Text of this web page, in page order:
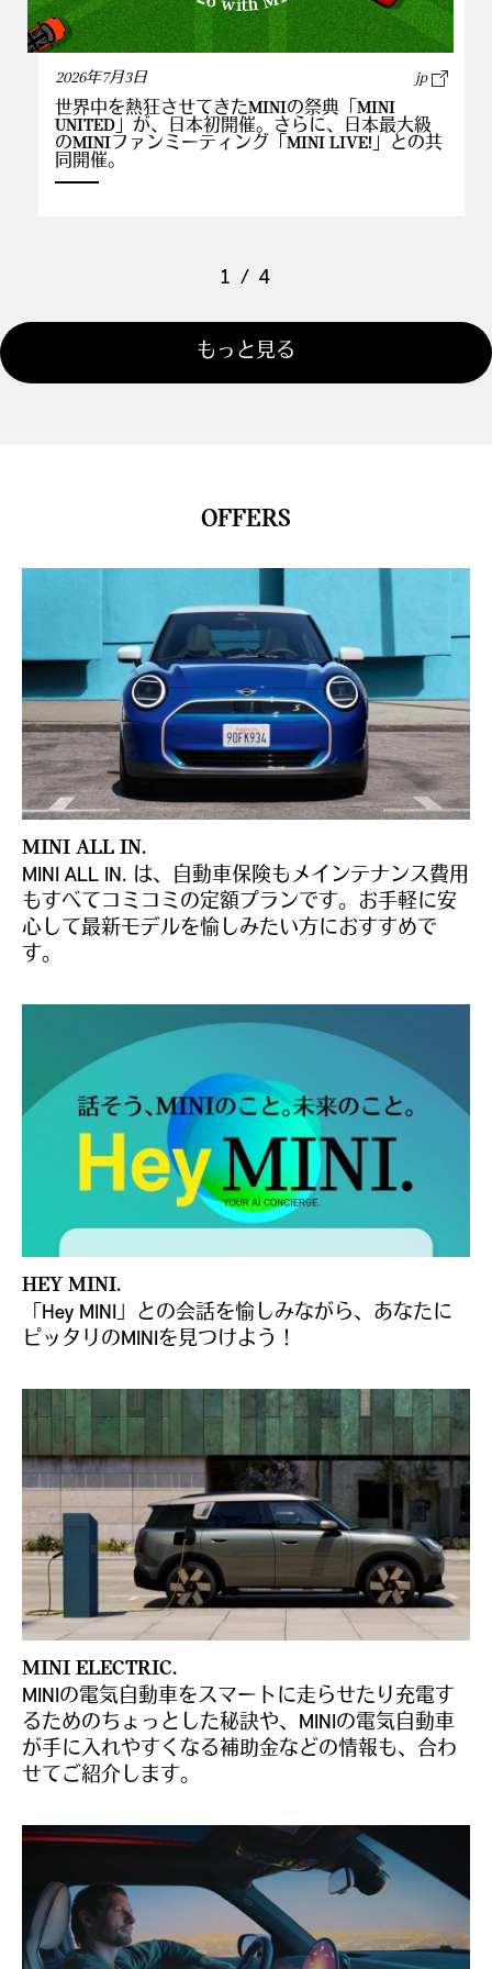
2026年7月3日 jp
世界中を熱狂させてきたMINIの祭典「MINI
UNITED」が、日本初開催。さらに、日本最大級
のMINIファンミーティング「MINI LIVE!」との共
同開催。
1 / 4
もっと見る
OFFERS
MINI ALL IN.
MINI ALL IN. は、自動車保険もメインテナンス費用
もすべてコミコミの定額プランです。お手軽に安
心して最新モデルを愉しみたい方におすすめで
す。
HEY MINI.
「Hey MINI」との会話を愉しみながら、あなたに
ピッタリのMINIを見つけよう！
MINI ELECTRIC.
MINIの電気自動車をスマートに走らせたり充電す
るためのちょっとした秘訣や、MINIの電気自動車
が手に入れやすくなる補助金などの情報も、合わ
せてご紹介します。